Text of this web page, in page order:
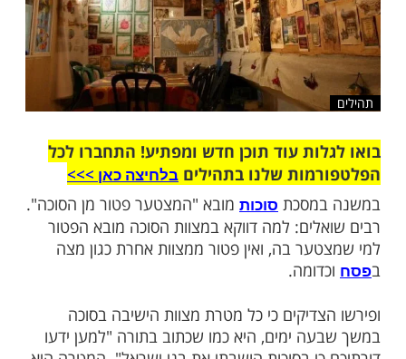
עוד תוכן חדש ומפתיע! התחברו לכל
שלנו בתהיליםבלחיצה כאן >>>​